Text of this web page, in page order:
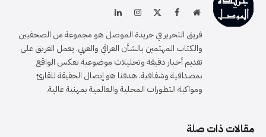
موقعفيسبوك الانستغرام
لينكدإن
فريق التحرير في جريدة الموصل هو مجموعة من الصحفيين
والكتاب المهتمين بالشأن العراقي والعربي. يعمل الفريق على
تقديم أخبار دقيقة وتحليلات موضوعية تعكس الواقع
بمصداقية وشفافية. هدفنا هو إيصال الحقيقة للقارئ
ومواكبة التطورات المحلية والعالمية بمهنية عالية.
مقالات ذات صلة